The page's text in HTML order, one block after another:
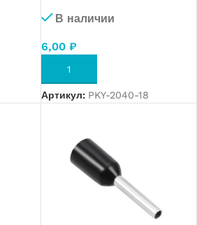
(серый), упак. 500 шт.
В наличии
6,00 ₽
В КОРЗИНУ
Артикул: PKY-2040-18